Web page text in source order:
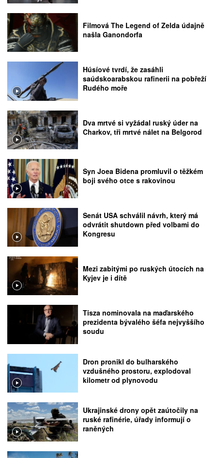
Filmová The Legend of Zelda údajně
našla Ganondorfa
Húsíové tvrdí, že zasáhli
saúdskoarabskou rafinerii na pobřeží
Rudého moře
Dva mrtvé si vyžádal ruský úder na
Charkov, tři mrtvé nálet na Belgorod
Syn Joea Bidena promluvil o těžkém
boji svého otce s rakovinou
Senát USA schválil návrh, který má
odvrátit shutdown před volbami do
Kongresu
Mezi zabitými po ruských útocích na
Kyjev je i dítě
Tisza nominovala na maďarského
prezidenta bývalého šéfa nejvyššího
soudu
Dron pronikl do bulharského
vzdušného prostoru, explodoval
kilometr od plynovodu
Ukrajinské drony opět zaútočily na
ruské rafinérie, úřady informují o
raněných